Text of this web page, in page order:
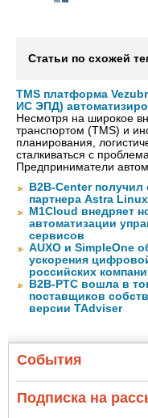
Статьи по схожей
TMS платформа
ИС ЭПД)
Несмотря на широкое
транспортом (TMS) и
планирования,
сталкиваться с
Предприниматели
B2B-Center получил
партнера Astra Linux
M1Cloud внедряет
автоматизации
сервисов
AUXO и SimpleOne
ускорения
российских
B2B-РТС вошла в
поставщиков
версии TAdviser
События
Подписка на